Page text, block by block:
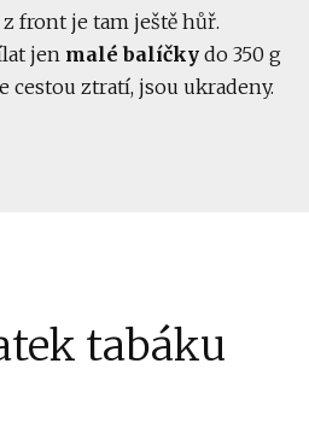
front je tam ještě hůř.
jen malé balíčky do 350 g
cestou ztratí, jsou ukradeny.
tabáku